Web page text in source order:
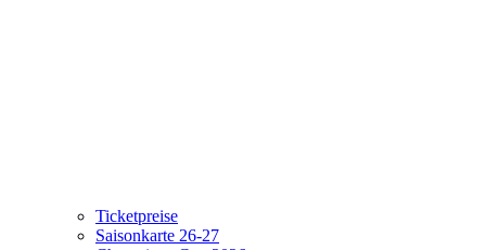
Ticketpreise
Saisonkarte 26-27